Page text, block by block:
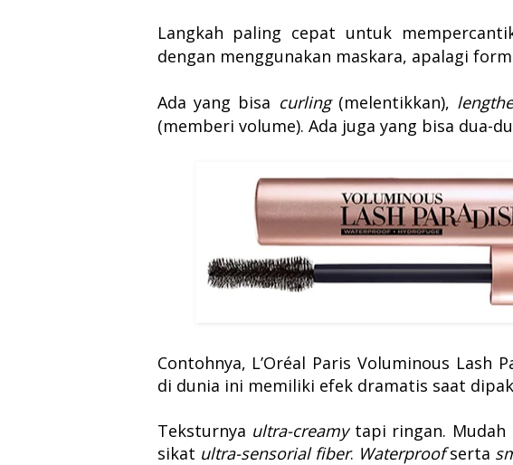
Langkah paling cepat untuk
dengan menggunakan maskara, apalagi f
Ada yang bisa curling (melentikkan),
(memberi volume). Ada juga yang bisa dua-
Contohnya, L’Oréal Paris Voluminous Lash
di dunia ini memiliki efek dramatis saat
Teksturnya ultra-creamy tapi ringan. Mudah
sikat ultra-sensorial fiber. Waterproofserta